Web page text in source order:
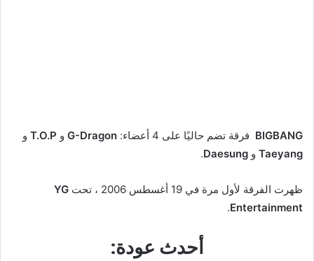
BIGBANG فرقة تضم حاليًا على 4 أعضاء: G-Dragon و T.O.P و
Taeyang و Daesung
.
ظهرت الفرقة لأول مرة في 19 أغسطس 2006 ، تحت
YG
Entertainment
.
أحدث عودة: